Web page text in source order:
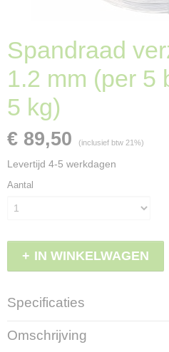
Spandraad
1.2 mm (per 5
5 kg)
€ 89,50 (inclusief btw 21%)
Levertijd 4-5 werkdagen
Aantal
IN WINKELWAGEN
Specificaties
Productcode
LBS - FSV5X518
Omschrijving